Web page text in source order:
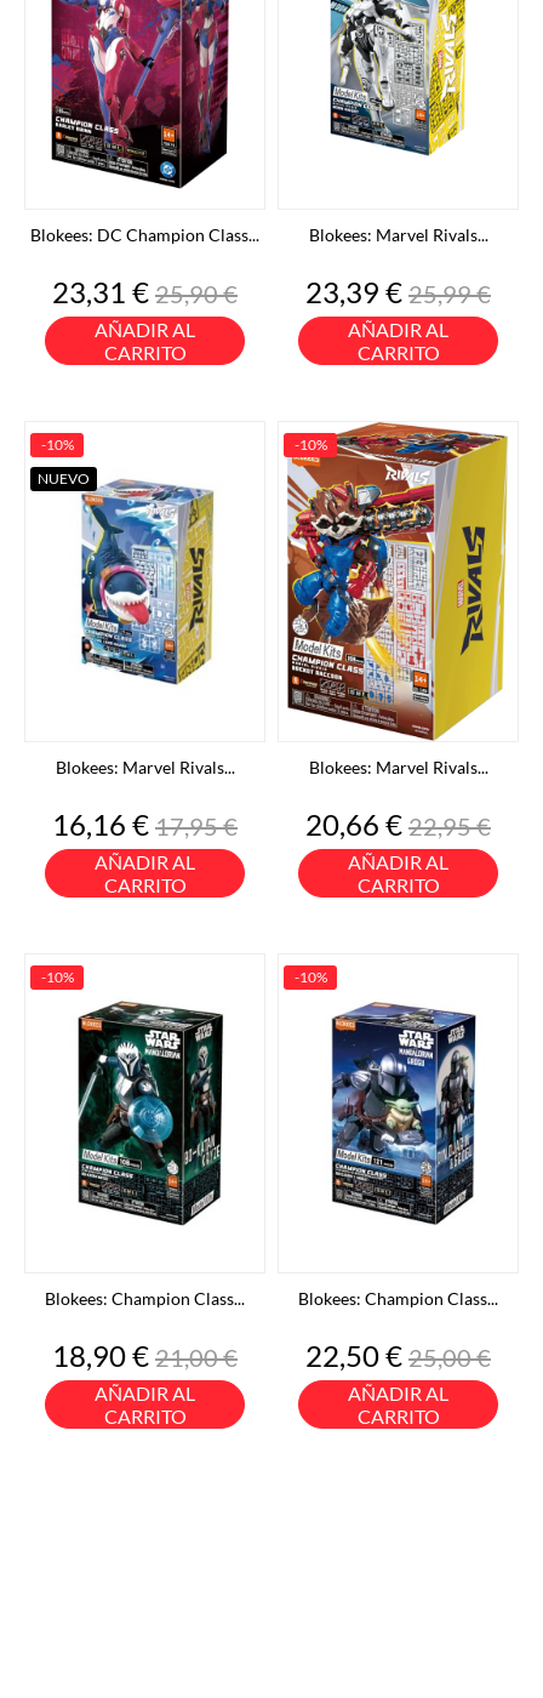
Blokees: DC Champion Class...
Precio
23,31 €Precio
base
25,90 €
AÑADIR AL
CARRITO
Blokees: Marvel Rivals...
Precio
23,39 €Precio
base
25,99 €
AÑADIR AL
CARRITO
Blokees: Marvel Rivals...
Precio
16,16 €Precio
base
17,95 €
AÑADIR AL
CARRITO
-10%
NUEVO
Blokees: Marvel Rivals...
Precio
20,66 €Precio
base
22,95 €
AÑADIR AL
CARRITO
-10%
Blokees: Champion Class...
Precio
18,90 €Precio
base
21,00 €
AÑADIR AL
CARRITO
-10%
Blokees: Champion Class...
Precio
22,50 €Precio
base
25,00 €
AÑADIR AL
CARRITO
-10%